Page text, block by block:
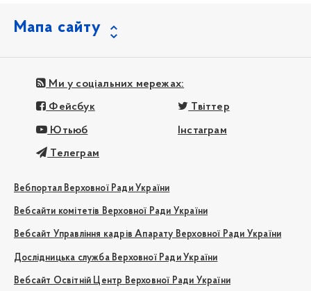
Мапа сайту
Ми у соціальних мережах:
Фейсбук Твіттер
Ютьюб Інстаграм
Телеграм
Вебпортал Верховної Ради України
Вебсайти комітетів Верховної Ради України
Вебсайт Управління кадрів Апарату Верховної Ради України
Дослідницька служба Верховної Ради України
Вебсайт Освітній Центр Верховної Ради України